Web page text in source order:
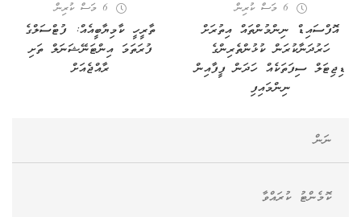
6 މަސް ކުރިން
އޮފްސައިޑް ނިންމުންތައް އިތުރަށް
ހަރުދަނާކުރަން ކުޅުންތެރިންގެ
ޑިޖިޓަލް ސިފަތަކެއް ހަދަން ފީފާއިން
ނިންމައިފި
6 މަސް ކުރިން
ތާރީހީ ކާމިޔާބީއެއް: ފުޓްސަލްގެ
ފުރަތަމަ އިންޓަނޭޝަނަލް ތަށި
ރާއްޖެއަށް